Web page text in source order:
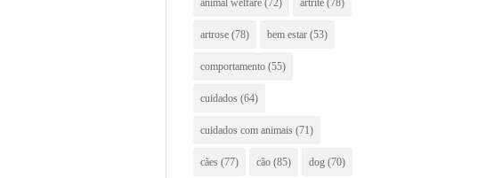
artrose (78) bem estar (53)
comportamento (55)
cuidados (64)
cuidados com animais (71)
cães (77) cão (85) dog (70)